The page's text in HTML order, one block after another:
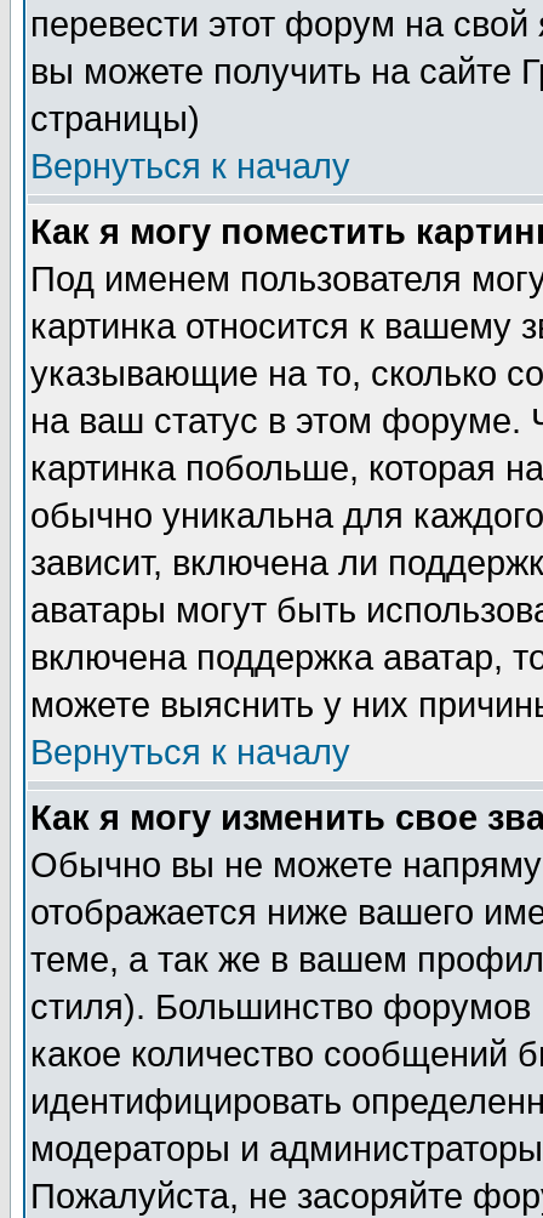
перевести этот форум на
вы можете получить на сайте
страницы)
Вернуться к началу
Как я могу поместить
Под именем пользователя
картинка относится к вашему
указывающие на то, сколько
на ваш статус в этом форуме.
картинка побольше, которая
обычно уникальна для
зависит, включена ли
аватары могут быть
включена поддержка аватар,
можете выяснить у них
Вернуться к началу
Как я могу изменить свое
Обычно вы не можете
отображается ниже вашего
теме, а так же в вашем
стиля). Большинство форумов
какое количество сообщений
идентифицировать
модераторы и
Пожалуйста, не засоряйте